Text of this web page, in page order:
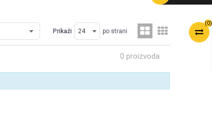
(0)
Prikaži po strani
0 proizvoda